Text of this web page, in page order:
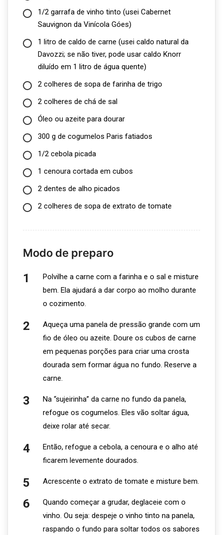
1/2 garrafa de vinho tinto (usei Cabernet
Sauvignon da Vinícola Góes)
1 litro de caldo de carne (usei caldo natural da
Davozzi; se não tiver, pode usar caldo Knorr
diluído em 1 litro de água quente)
2 colheres de sopa de farinha de trigo
2 colheres de chá de sal
Óleo ou azeite para dourar
300 g de cogumelos Paris fatiados
1/2 cebola picada
1 cenoura cortada em cubos
2 dentes de alho picados
2 colheres de sopa de extrato de tomate
Modo de preparo
Polvilhe a carne com a farinha e o sal e misture
bem. Ela ajudará a dar corpo ao molho durante
o cozimento.
Aqueça uma panela de pressão grande com um
fio de óleo ou azeite. Doure os cubos de carne
em pequenas porções para criar uma crosta
dourada sem formar água no fundo. Reserve a
carne.
Na “sujeirinha” da carne no fundo da panela,
refogue os cogumelos. Eles vão soltar água,
deixe rolar até secar.
Então, refogue a cebola, a cenoura e o alho até
ficarem levemente dourados.
Acrescente o extrato de tomate e misture bem.
Quando começar a grudar, deglaceie com o
vinho. Ou seja: despeje o vinho tinto na panela,
raspando o fundo para soltar todos os sabores